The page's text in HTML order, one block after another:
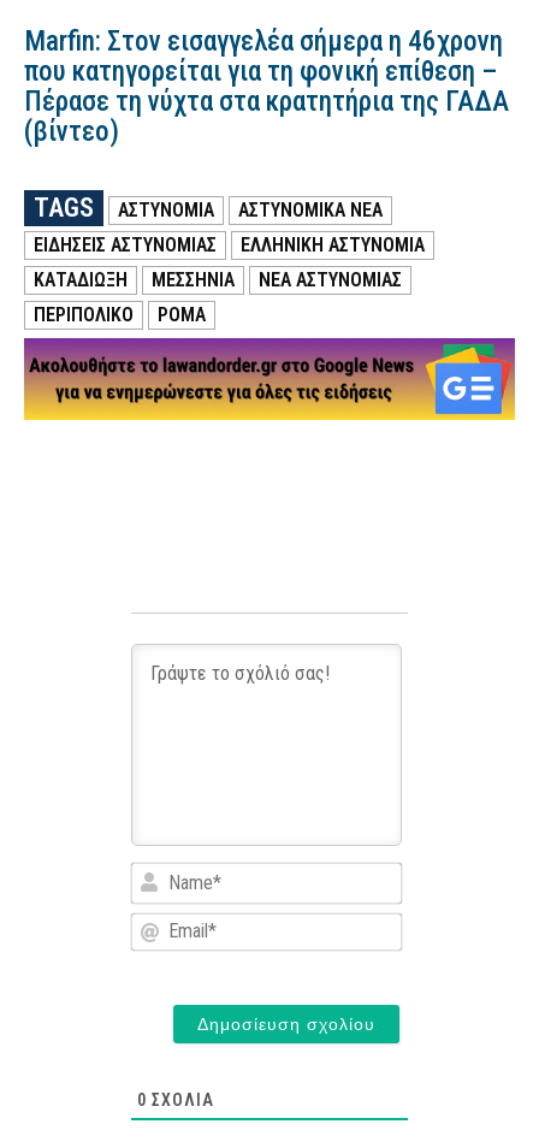
Marfin: Στον εισαγγελέα σήμερα η 46χρονη
που κατηγορείται για τη φονική επίθεση –
Πέρασε τη νύχτα στα κρατητήρια της ΓΑΔΑ
(βίντεο)
TAGS ΑΣΤΥΝΟΜΙΑ
ΑΣΤΥΝΟΜΙΚΑ ΝΕΑ
ΕΙΔΗΣΕΙΣ ΑΣΤΥΝΟΜΙΑΣ
ΕΛΛΗΝΙΚΗ ΑΣΤΥΝΟΜΙΑ
ΚΑΤΑΔΙΩΞΗ
ΜΕΣΣΗΝΙΑ
ΝΕΑ ΑΣΤΥΝΟΜΙΑΣ
ΠΕΡΙΠΟΛΙΚΌ
ΡΟΜΑ
Name*
Email*
0 ΣΧΌΛΙΑ